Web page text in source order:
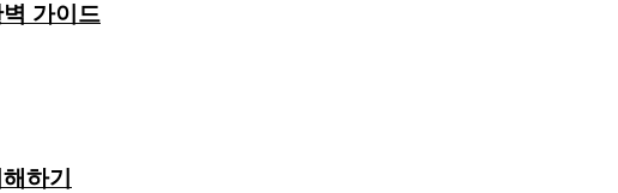
가이드
하기